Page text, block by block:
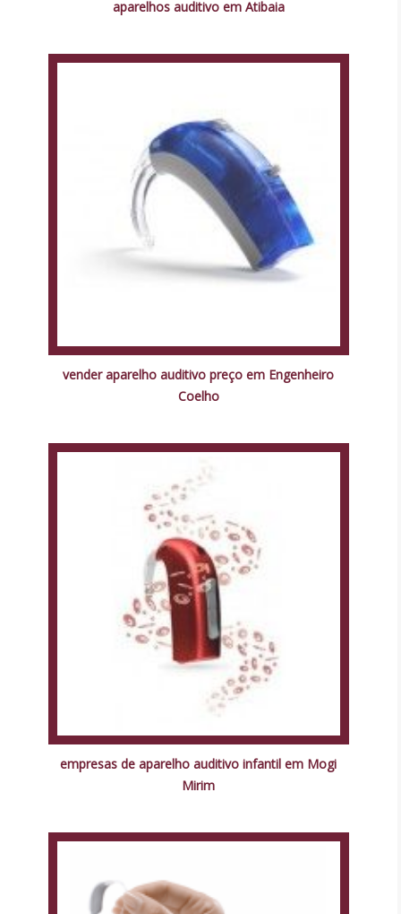
aparelhos auditivo em Atibaia
vender aparelho auditivo preço em Engenheiro
Coelho
empresas de aparelho auditivo infantil em Mogi
Mirim